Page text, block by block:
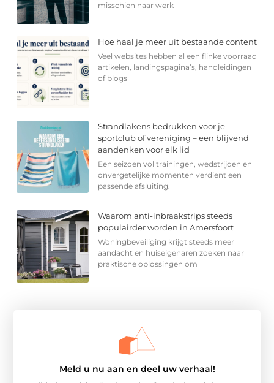
misschien naar werk
Hoe haal je meer uit bestaande content
Veel websites hebben al een flinke voorraad
artikelen, landingspagina’s, handleidingen
of blogs
Strandlakens bedrukken voor je
sportclub of vereniging – een blijvend
aandenken voor elk lid
Een seizoen vol trainingen, wedstrijden en
onvergetelijke momenten verdient een
passende afsluiting.
Waarom anti-inbraakstrips steeds
populairder worden in Amersfoort
Woningbeveiliging krijgt steeds meer
aandacht en huiseigenaren zoeken naar
praktische oplossingen om
Meld u nu aan en deel uw verhaal!